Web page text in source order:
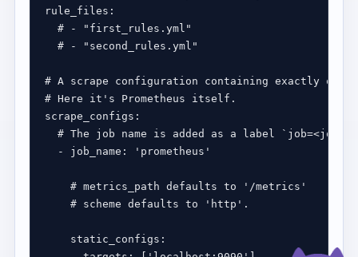
rule_files
# - "first_rules.yml"
# - "second_rules.yml"
# A scrape configuration containing exactly one
# Here it's Prometheus itself.
scrape_configs
# The job name is added as a label
  -
job_name : 'prometheus'
# metrics_path defaults to '/metrics'
# scheme defaults to 'http'.
static_configs